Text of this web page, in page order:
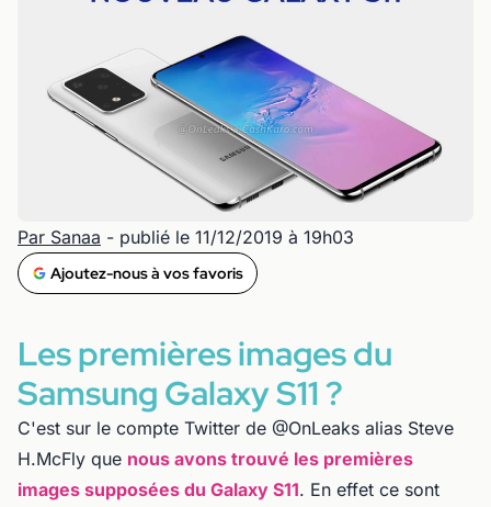
Par Sanaa - publié le 11/12/2019 à 19h03
Ajoutez-nous à vos favoris
Les premières images du
Samsung Galaxy S11 ?
C'est sur le compte Twitter de @OnLeaks alias Steve
H.McFly que nous avons trouvé les premières
images supposées du Galaxy S11. En effet ce sont